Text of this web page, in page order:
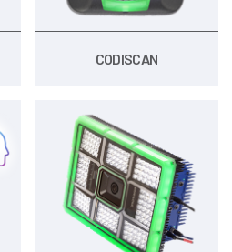
CODISCAN